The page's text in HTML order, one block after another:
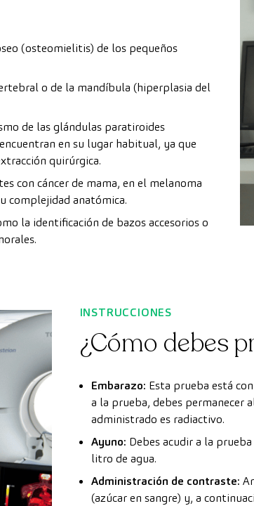
(osteomielitis) de los pequeños
o de la mandíbula (hiperplasia del
de las glándulas paratiroides
en su lugar habitual, ya que
quirúrgica.
con cáncer de mama, en el melanoma
complejidad anatómica.
la identificación de bazos accesorios o
INSTRUCCIONES
¿Cómo debes
Embarazo: Esta prueba está
a la prueba, debes permanecer
administrado es radiactivo.
Ayuno: Debes acudir a la
litro de agua.
Administración de contraste:
(azúcar en sangre) y, a